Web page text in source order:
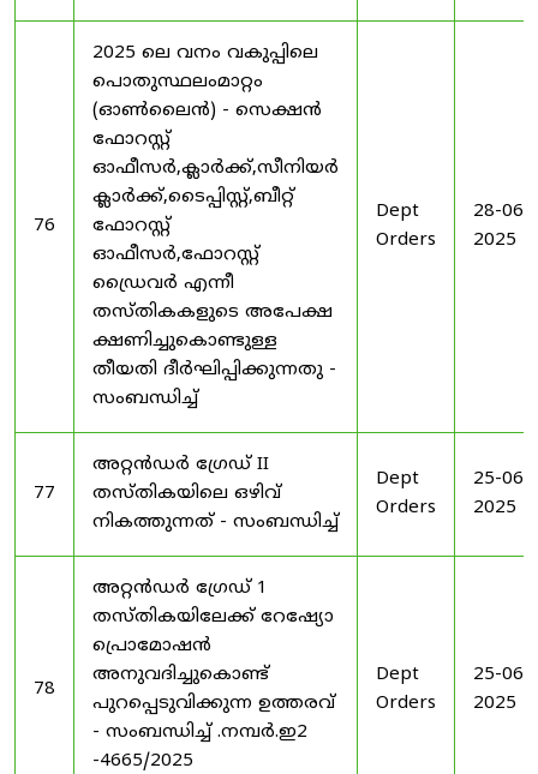
76
2025 ലെ വനം വകുപ്പിലെ
പൊതുസ്ഥലംമാറ്റം
(ഓൺലൈൻ) - സെക്ഷൻ
ഫോറസ്റ്റ്
ഓഫീസർ,ക്ലാർക്ക്,സീനിയർ
ക്ലാർക്ക്,ടൈപ്പിസ്റ്റ്,ബീറ്റ്
ഫോറസ്റ്റ്
ഓഫീസർ,ഫോറസ്റ്റ്
ഡ്രൈവർ എന്നീ
തസ്തികകളുടെ അപേക്ഷ
ക്ഷണിച്ചുകൊണ്ടുള്ള
തീയതി ദീർഘിപ്പിക്കുന്നതു -
സംബന്ധിച്ച്
Dept
Orders
28-06-
2025
77
അറ്റൻഡർ ഗ്രേഡ് II
തസ്തികയിലെ ഒഴിവ്
നികത്തുന്നത് - സംബന്ധിച്ച്
Dept
Orders
25-06-
2025
78
അറ്റൻഡർ ഗ്രേഡ് 1
തസ്തികയിലേക്ക് റേഷ്യോ
പ്രൊമോഷൻ
അനുവദിച്ചുകൊണ്ട്
പുറപ്പെടുവിക്കുന്ന ഉത്തരവ്
- സംബന്ധിച്ച് .നമ്പർ.ഇ2
-4665/2025
Dept
Orders
25-06-
2025